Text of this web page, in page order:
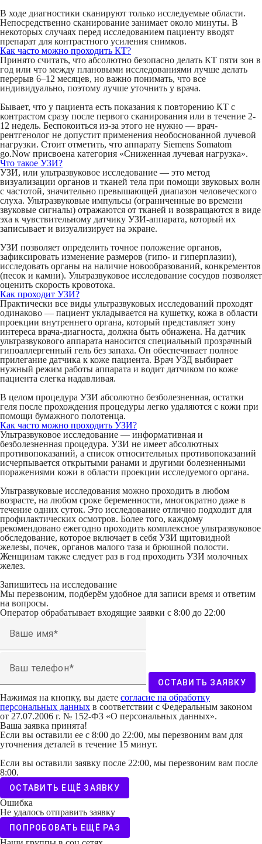
В ходе диагностики сканируют только исследуемые области.
Непосредственно сканирование занимает около минуты. В
некоторых случаях перед исследованием пациенту вводят
препарат для контрастного усиления снимков.
Как часто можно проходить КТ?
Принято считать, что абсолютно безопасно делать КТ пяти зон в
год или что между плановыми исследованиями лучше делать
перерыв 6–12 месяцев, но важно понимать, что все
индивидуально, поэтому лучше уточнить у врача.
Бывает, что у пациента есть показания к повторению КТ с
контрастом сразу после первого сканирования или в течение 2-
12 недель. Беспокоиться из-за этого не нужно — врач-
рентгенолог не допустит применения необоснованной лучевой
нагрузки. Стоит отметить, что аппарату Siemens Somatom
go.Now присвоена категория «Сниженная лучевая нагрузка».
Что такое УЗИ?
УЗИ, или ультразвуковое исследование — это метод
визуализации органов и тканей тела при помощи звуковых волн
с частотой, значительно превышающей диапазон человеческого
слуха. Ультразвуковые импульсы (ограниченные во времени
звуковые сигналы) отражаются от тканей и возвращаются в виде
эха к чувствительному датчику УЗИ-аппарата, который их
записывает и визуализирует на экране.
УЗИ позволяет определить точное положение органов,
зафиксировать изменение размеров (гипо- и гиперплазии),
исследовать органы на наличие новообразований, конкрементов
(песок и камни). Ультразвуковое исследование сосудов позволяет
оценить скорость кровотока.
Как проходит УЗИ?
Практически все виды ультразвуковых исследований проходят
одинаково — пациент укладывается на кушетку, кожа в области
проекции внутреннего органа, который представляет зону
интереса врача-диагноста, должна быть обнажена. На датчик
ультразвукового аппарата наносится специальный прозрачный
гипоаллергенный гель без запаха. Он обеспечивает полное
прилегание датчика к коже пациента. Врач УЗД выбирает
нужный режим работы аппарата и водит датчиком по коже
пациента слегка надавливая.
В целом процедура УЗИ абсолютно безболезненная, остатки
геля после прохождения процедуры легко удаляются с кожи при
помощи бумажного полотенца.
Как часто можно проходить УЗИ?
Ультразвуковое исследование — информативная и
безболезненная процедура. УЗИ не имеет абсолютных
противопоказаний, а список относительных противопоказаний
исчерпывается открытыми ранами и другими болезненными
поражениями кожи в области проекции исследуемого органа.
Ультразвуковые исследования можно проходить в любом
возрасте, на любом сроке беременности, многократно даже в
течение одних суток. Это исследование отлично подходит для
профилактических осмотров. Более того, каждому
рекомендовано ежегодно проходить комплексное ультразвуковое
обследование, которое включает в себя УЗИ щитовидной
железы, почек, органов малого таза и брюшной полости.
Женщинам также следует раз в год проходить УЗИ молочных
желез.
Запишитесь на исследование
Мы перезвоним, подберём удобное для записи время и ответим
на вопросы.
Оператор обрабатывает входящие заявки с 8:00 до 22:00
Ваше имя
Ваш телефон
ОСТАВИТЬ ЗАЯВКУ
Нажимая на кнопку, вы даете согласие на обработку
персональных данных в соответствии с Федеральным законом
от 27.07.2006 г. № 152-ФЗ «О персональных данных».
Ваша заявка принята!
Если вы оставили ее с 8:00 до 22:00, мы перезвоним вам для
уточнения деталей в течение 15 минут.
Если вы оставили заявку после 22:00, мы перезвоним вам после
8:00.
ОСТАВИТЬ ЕЩЁ ЗАЯВКУ
Ошибка
Не удалось отправить заявку
ПОПРОБОВАТЬ ЕЩЁ РАЗ